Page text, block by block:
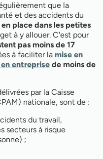
que la
et des accidents du
place dans les petites
à y allouer. C'est pour
pas moins de 17
à faciliter la mise en
entreprise de moins de
par la Caisse
nationale, sont de :
du travail,
secteurs à risque
;